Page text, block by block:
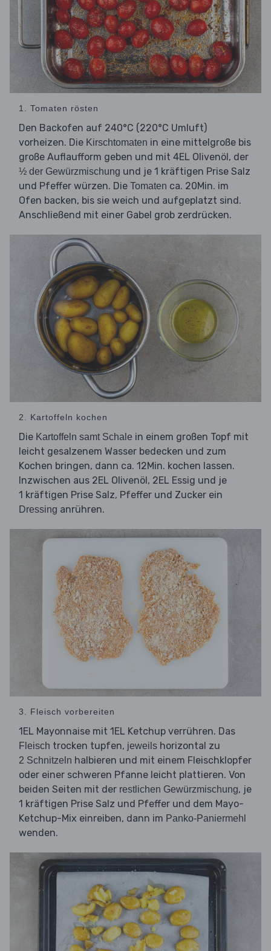
1. Tomaten rösten
Den Backofen auf 240°C (220°C Umluft)
vorheizen. Die Kirschtomaten in eine mittelgroße bis
große Auflaufform geben und mit 4EL Olivenöl, der
½ der Gewürzmischung und je 1 kräftigen Prise Salz
und Pfeffer würzen. Die Tomaten ca. 20Min. im
Ofen backen, bis sie weich und aufgeplatzt sind.
Anschließend mit einer Gabel grob zerdrücken.
2. Kartoffeln kochen
Die Kartoffeln samt Schale in einem großen Topf mit
leicht gesalzenem Wasser bedecken und zum
Kochen bringen, dann ca. 12Min. kochen lassen.
Inzwischen aus 2EL Olivenöl, 2EL Essig und je
1 kräftigen Prise Salz, Pfeffer und Zucker ein
Dressing anrühren.
3. Fleisch vorbereiten
1EL Mayonnaise mit 1EL Ketchup verrühren. Das
Fleisch trocken tupfen, jeweils horizontal zu
2 Schnitzeln halbieren und mit einem Fleischklopfer
oder einer schweren Pfanne leicht plattieren. Von
beiden Seiten mit der restlichen Gewürzmischung, je
1 kräftigen Prise Salz und Pfeffer und dem Mayo-
Ketchup-Mix einreiben, dann im Panko-Paniermehl
wenden.